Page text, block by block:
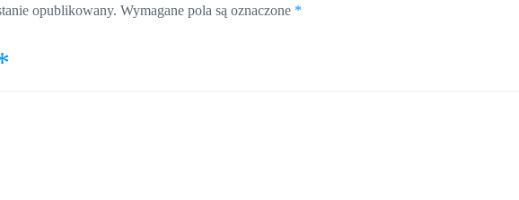
opublikowany. Wymagane pola są oznaczone *